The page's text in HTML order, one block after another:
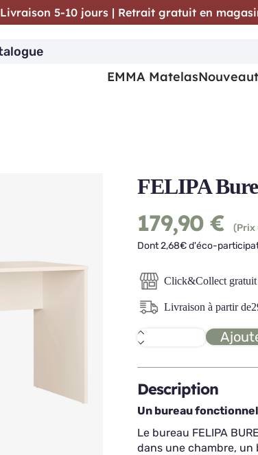
FELIPA
179,90 €
(Prix
Dont 2,68€ d'éco-
Click&Collect gratuit
Livraison à partir de
quantité
de
Bureau
Description
Un bureau
Le bureau FELIPA
dans une chambre, un
Livraison 5-10 jours | Retrait gratuit en
EMMA Matelas